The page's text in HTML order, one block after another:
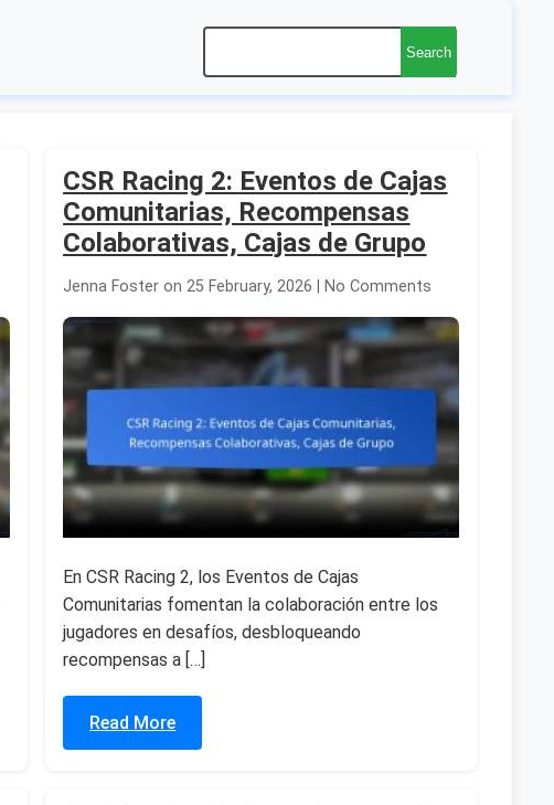
Search
CSR Racing 2: Eventos de Cajas
Comunitarias, Recompensas
Colaborativas, Cajas de Grupo
Jenna Foster on 25 February, 2026 | No Comments
En CSR Racing 2, los Eventos de Cajas
Comunitarias fomentan la colaboración entre los
jugadores en desafíos, desbloqueando
recompensas a […]
Read More